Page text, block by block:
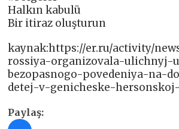
Halkın kabulü
Bir itiraz oluşturun
kaynak:https://er.ru/activity/
rossiya-organizovala-ulichnyj-
bezopasnogo-povedeniya-na-
detej-v-genicheske-
Paylaş: